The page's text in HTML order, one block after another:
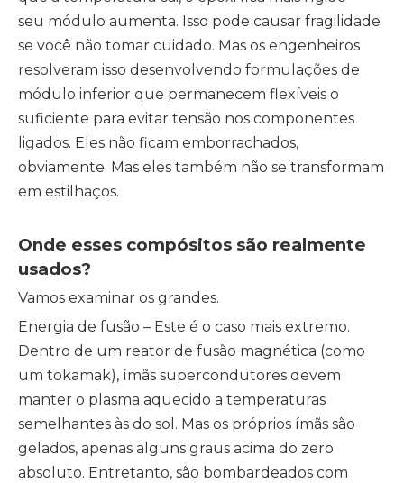
seu módulo aumenta. Isso pode causar fragilidade
se você não tomar cuidado. Mas os engenheiros
resolveram isso desenvolvendo formulações de
módulo inferior que permanecem flexíveis o
suficiente para evitar tensão nos componentes
ligados. Eles não ficam emborrachados,
obviamente. Mas eles também não se transformam
em estilhaços.
Onde esses compósitos são realmente
usados?
Vamos examinar os grandes.
Energia de fusão – Este é o caso mais extremo.
Dentro de um reator de fusão magnética (como
um tokamak), ímãs supercondutores devem
manter o plasma aquecido a temperaturas
semelhantes às do sol. Mas os próprios ímãs são
gelados, apenas alguns graus acima do zero
absoluto. Entretanto, são bombardeados com